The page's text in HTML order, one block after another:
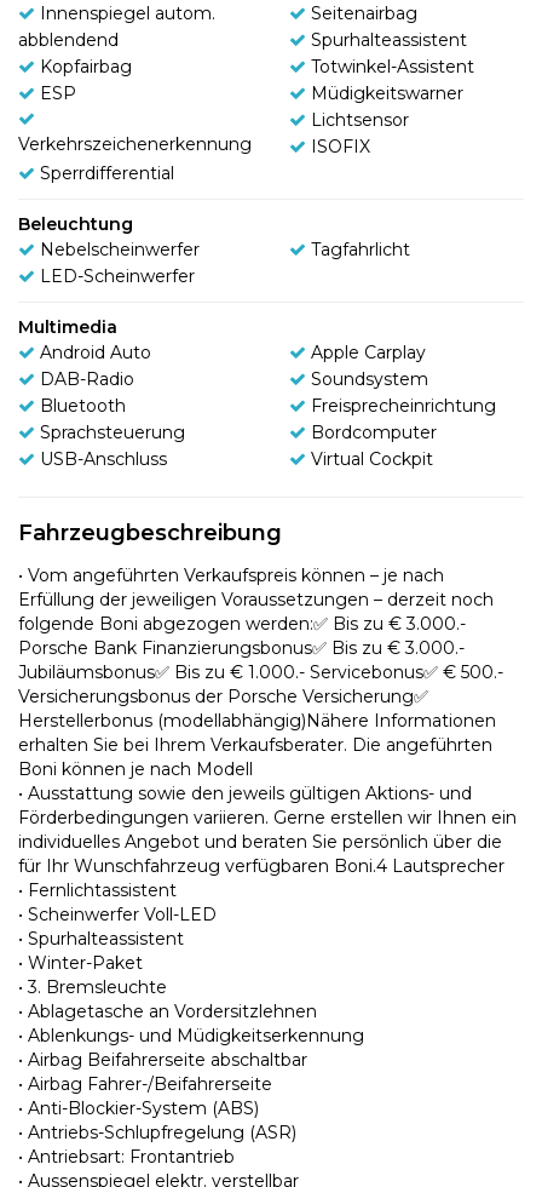
Innenspiegel autom.
abblendend
Seitenairbag
Spurhalteassistent
Kopfairbag
Totwinkel-Assistent
ESP
Müdigkeitswarner
Verkehrszeichenerkennung
Lichtsensor
ISOFIX
Sperrdifferential
Beleuchtung
Nebelscheinwerfer
Tagfahrlicht
LED-Scheinwerfer
Multimedia
Android Auto
Apple Carplay
DAB-Radio
Soundsystem
Bluetooth
Freisprecheinrichtung
Sprachsteuerung
Bordcomputer
USB-Anschluss
Virtual Cockpit
Fahrzeugbeschreibung
• Vom angeführten Verkaufspreis können – je nach
Erfüllung der jeweiligen Voraussetzungen – derzeit noch
folgende Boni abgezogen werden:✅ Bis zu € 3.000.-
Porsche Bank Finanzierungsbonus✅ Bis zu € 3.000.-
Jubiläumsbonus✅ Bis zu € 1.000.- Servicebonus✅ € 500.-
Versicherungsbonus der Porsche Versicherung✅
Herstellerbonus (modellabhängig)Nähere Informationen
erhalten Sie bei Ihrem Verkaufsberater. Die angeführten
Boni können je nach Modell
• Ausstattung sowie den jeweils gültigen Aktions- und
Förderbedingungen variieren. Gerne erstellen wir Ihnen ein
individuelles Angebot und beraten Sie persönlich über die
für Ihr Wunschfahrzeug verfügbaren Boni.4 Lautsprecher
• Fernlichtassistent
• Scheinwerfer Voll-LED
• Spurhalteassistent
• Winter-Paket
• 3. Bremsleuchte
• Ablagetasche an Vordersitzlehnen
• Ablenkungs- und Müdigkeitserkennung
• Airbag Beifahrerseite abschaltbar
• Airbag Fahrer-/Beifahrerseite
• Anti-Blockier-System (ABS)
• Antriebs-Schlupfregelung (ASR)
• Antriebsart: Frontantrieb
• Aussenspiegel elektr. verstellbar